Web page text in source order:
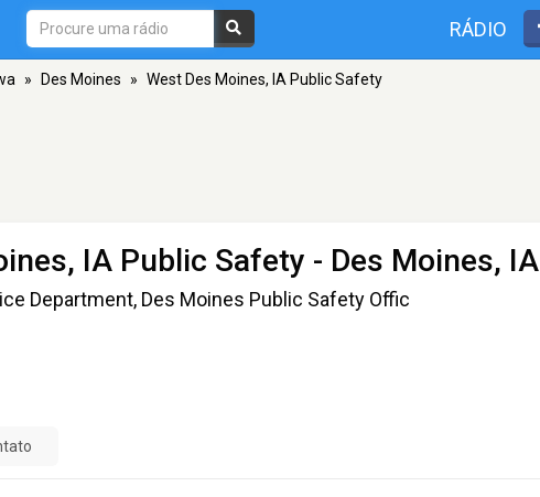
RÁDIO
» Des Moines » West Des Moines, IA Public Safety
IA Public Safety - Des Moines, IA
Department, Des Moines Public Safety Offic